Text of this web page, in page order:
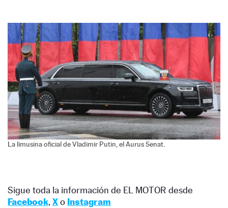
La limusina oficial de Vladimir Putin, el Aurus Senat.
Sigue toda la información de EL MOTOR desde
Facebook, Xo Instagram